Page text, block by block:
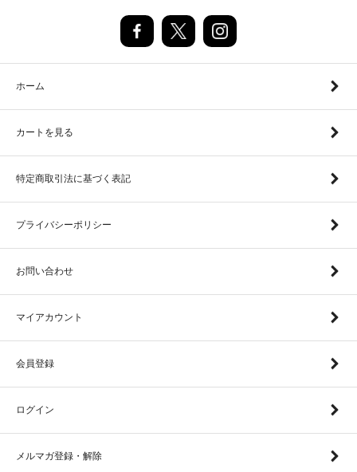
ホーム
カートを見る
特定商取引法に基づく表記
プライバシーポリシー
お問い合わせ
マイアカウント
会員登録
ログイン
メルマガ登録・解除